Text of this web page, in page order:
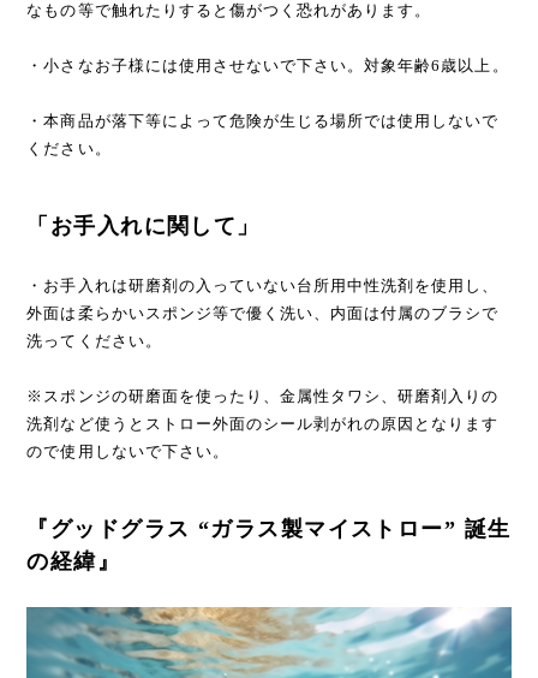
なもの等で触れたりすると傷がつく恐れがあります。
・小さなお子様には使用させないで下さい。対象年齢6歳以上。
・本商品が落下等によって危険が生じる場所では使用しないで
ください。
「お手入れに関して」
・お手入れは研磨剤の入っていない台所用中性洗剤を使用し、
外面は柔らかいスポンジ等で優く洗い、内面は付属のブラシで
洗ってください。
※スポンジの研磨面を使ったり、金属性タワシ、研磨剤入りの
洗剤など使うとストロー外面のシール剥がれの原因となります
ので使用しないで下さい。
『グッドグラス “ガラス製マイストロー” 誕生
の経緯』